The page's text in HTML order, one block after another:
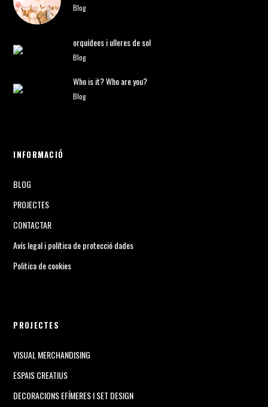
Blog
orquídees i ulleres de sol
Blog
Who is it? Who are you?
Blog
INFORMACIÓ
BLOG
PROJECTES
CONTACTAR
Avís legal i política de protecció dades
Politica de cookies
PROJECTES
VISUAL MERCHANDISING
ESPAIS CREATIUS
DECORACIONS EFÍMERES I SET DESIGN